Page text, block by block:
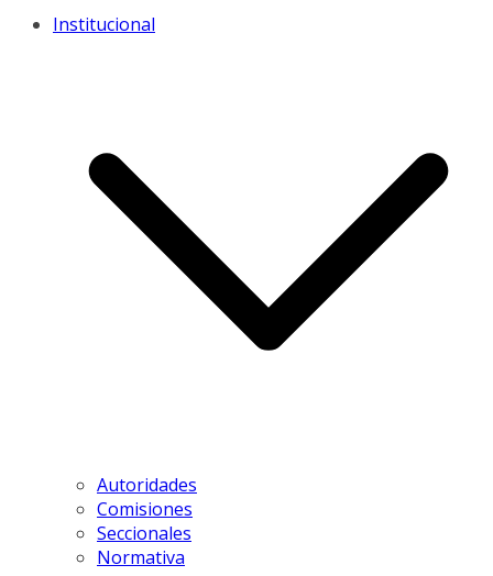
Institucional
Autoridades
Comisiones
Seccionales
Normativa